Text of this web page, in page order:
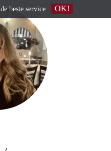
beste service OK!